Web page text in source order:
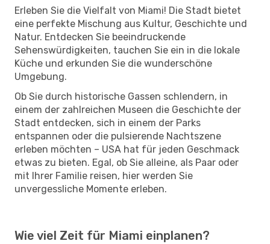
Erleben Sie die Vielfalt von Miami! Die Stadt bietet
eine perfekte Mischung aus Kultur, Geschichte und
Natur. Entdecken Sie beeindruckende
Sehenswürdigkeiten, tauchen Sie ein in die lokale
Küche und erkunden Sie die wunderschöne
Umgebung.
Ob Sie durch historische Gassen schlendern, in
einem der zahlreichen Museen die Geschichte der
Stadt entdecken, sich in einem der Parks
entspannen oder die pulsierende Nachtszene
erleben möchten – USA hat für jeden Geschmack
etwas zu bieten. Egal, ob Sie alleine, als Paar oder
mit Ihrer Familie reisen, hier werden Sie
unvergessliche Momente erleben.
Wie viel Zeit für Miami einplanen?